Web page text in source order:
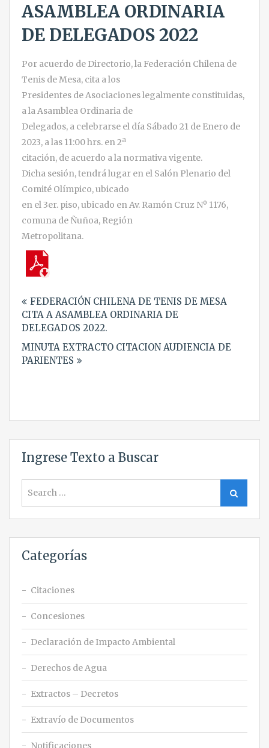
ASAMBLEA ORDINARIA
DE DELEGADOS 2022
Por acuerdo de Directorio, la Federación Chilena de
Tenis de Mesa, cita a los
Presidentes de Asociaciones legalmente constituidas,
a la Asamblea Ordinaria de
Delegados, a celebrarse el día Sábado 21 de Enero de
2023, a las 11:00 hrs. en 2ª
citación, de acuerdo a la normativa vigente.
Dicha sesión, tendrá lugar en el Salón Plenario del
Comité Olímpico, ubicado
en el 3er. piso, ubicado en Av. Ramón Cruz Nº 1176,
comuna de Ñuñoa, Región
Metropolitana.
de
entradas
FEDERACIÓN CHILENA DE TENIS DE MESA
CITA A ASAMBLEA ORDINARIA DE
DELEGADOS 2022.
MINUTA EXTRACTO CITACION AUDIENCIA DE
PARIENTES
Ingrese Texto a Buscar
for:
Search
Categorías
Citaciones
Concesiones
Declaración de Impacto Ambiental
Derechos de Agua
Extractos – Decretos
Extravío de Documentos
Notificaciones